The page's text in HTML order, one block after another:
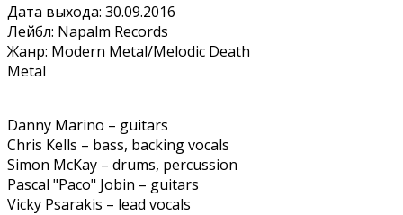
Дата выхода: 30.09.2016
Лейбл: Napalm Records
Жанр: Modern Metal/Melodic Death
Metal
Danny Marino – guitars
Chris Kells – bass, backing vocals
Simon McKay – drums, percussion
Pascal "Paco" Jobin – guitars
Vicky Psarakis – lead vocals